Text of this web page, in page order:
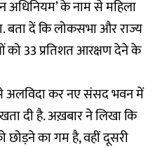
अधिनियम’ के नाम से महिला
बता दें कि लोकसभा और राज्य
को 33 प्रतिशत आरक्षण देने के
अलविदा कर नए संसद भवन में
दी है. अख़बार ने लिखा कि
का गम है, वहीं दूसरी